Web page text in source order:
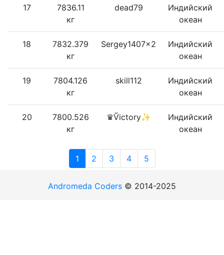
17
7836.11
кг
dead79
Индийский
океан
18
7832.379
кг
Sergey1407x2
Индийский
океан
19
7804.126
кг
skill112
Индийский
океан
20
7800.526
кг
♛Ṽictory✨
Индийский
океан
1 2 3 4 5
Andromeda Coders © 2014-2025